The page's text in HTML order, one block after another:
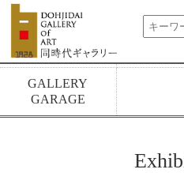
About
Artists
GALLERY
GARAGE